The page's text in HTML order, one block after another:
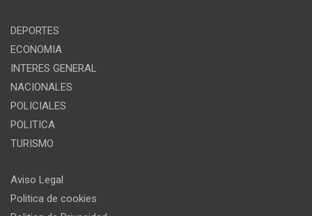
DEPORTES
ECONOMIA
INTERES GENERAL
NACIONALES
POLICIALES
POLITICA
TURISMO
Aviso Legal
Politica de cookies